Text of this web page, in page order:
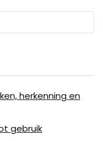
herkenning en
gebruik